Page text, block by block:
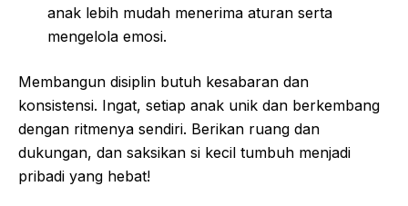
anak lebih mudah menerima aturan serta
mengelola emosi.
Membangun disiplin butuh kesabaran dan
konsistensi. Ingat, setiap anak unik dan berkembang
dengan ritmenya sendiri. Berikan ruang dan
dukungan, dan saksikan si kecil tumbuh menjadi
pribadi yang hebat!